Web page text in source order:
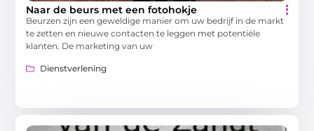
Naar de beurs met een fotohokje
Beurzen zijn een geweldige manier om uw bedrijf in de markt
te zetten en nieuwe contacten te leggen met potentiële
klanten. De marketing van uw
Dienstverlening